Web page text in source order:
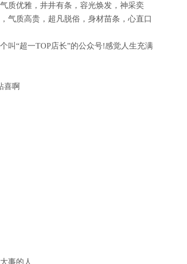
质优雅，井井有条，容光焕发，神采奕
气质高贵，超凡脱俗，身材苗条，心直口
叫“超一TOP店长”的公众号!感觉人生充满
喜啊
事的人